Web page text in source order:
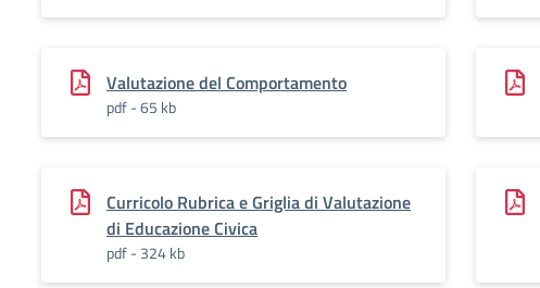
Valutazione del Comportamento
pdf - 65 kb
Curricolo Rubrica e Griglia di Valutazione
di Educazione Civica
pdf - 324 kb